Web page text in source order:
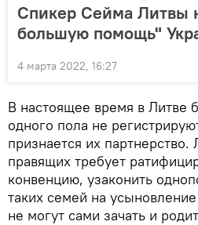
Спикер Сейма Литвы
большую помощь"
4 марта 2022, 16:27
В настоящее время в Литве
одного пола не
признается их
правящих требует
конвенцию, узаконить
таких семей на
не могут сами зачать и